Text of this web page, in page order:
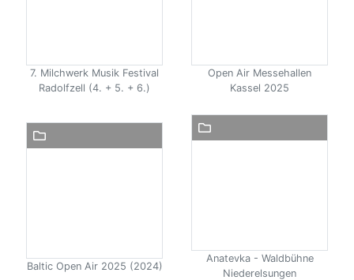
7. Milchwerk Musik Festival
Radolfzell (4. + 5. + 6.)
Open Air Messehallen
Kassel 2025
Baltic Open Air 2025 (2024)
Anatevka - Waldbühne
Niederelsungen